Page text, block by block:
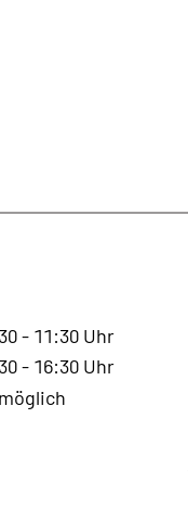
- 11:30 Uhr
- 16:30 Uhr